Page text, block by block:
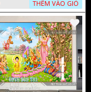
THÊM VÀO GIỎ